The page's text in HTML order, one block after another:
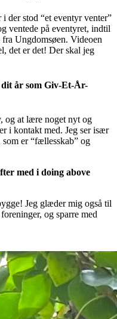
der stod “et eventyr venter”
ventede på eventyret, indtil
Ungdomsøen. Videoen
det er det! Der skal jeg
år som Giv-Et-År-
og at lære noget nyt og
i kontakt med. Jeg ser især
er “fællesskab” og
med i doing above
Jeg glæder mig også til
og sparre med